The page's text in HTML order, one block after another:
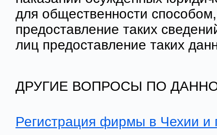
для общественности
предоставление таких
лиц предоставление таких
ДРУГИЕ ВОПРОСЫ ПО
Регистрация фирмы в Чехии